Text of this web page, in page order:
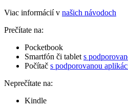
Viac informácií v našich návodoch
Prečítate na:
Pocketbook
Smartfón či tablet s
Počítač s podporovanou
Neprečítate na:
Kindle